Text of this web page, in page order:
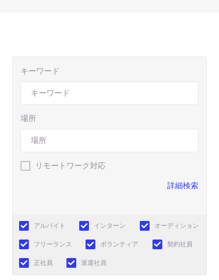
キーワード
場所
リモートワーク対応
詳細検索
アルバイト インターン オーディション
フリーランス ボランティア 契約社員
正社員 派遣社員